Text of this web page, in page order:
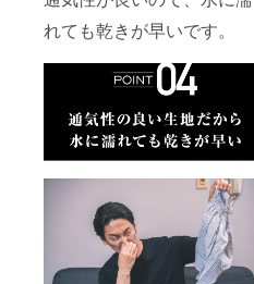
れても乾きが早いです。